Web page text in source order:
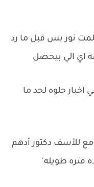
نور بس قبل ما رد
اي الي بيحصل
حلوه لحد ما
للأسف دكتور أدهم
فتره طويله'